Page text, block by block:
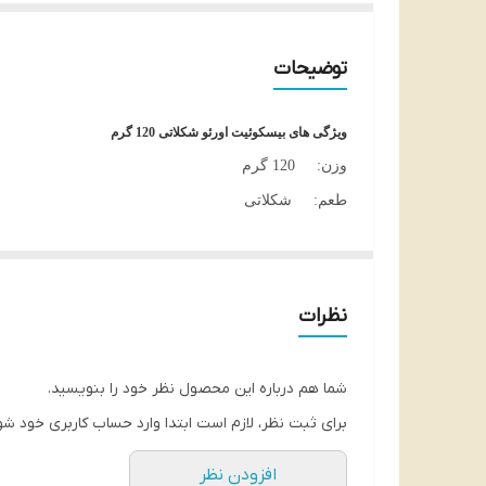
توضیحات
ویژگی های بیسکوئیت اورئو شکلاتی 120 گرم
وزن: 120 گرم
طعم: شکلاتی
ویژگی ها: بیسکوئیت اورئو شکلاتی فوق العاده ترد
خامه شکلاتی.
نظرات
شما هم درباره این محصول نظر خود را بنویسید.
برای ثبت نظر، لازم است ابتدا وارد حساب کاربری خود
افزودن نظر